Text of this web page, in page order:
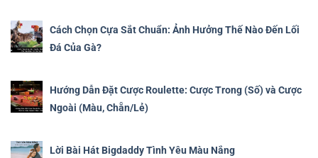
Cách Chọn Cựa Sắt Chuẩn: Ảnh Hưởng Thế Nào Đến Lối
Đá Của Gà?
Hướng Dẫn Đặt Cược Roulette: Cược Trong (Số) và Cược
Ngoài (Màu, Chẵn/Lẻ)
Lời Bài Hát Bigdaddy Tình Yêu Màu Nắng